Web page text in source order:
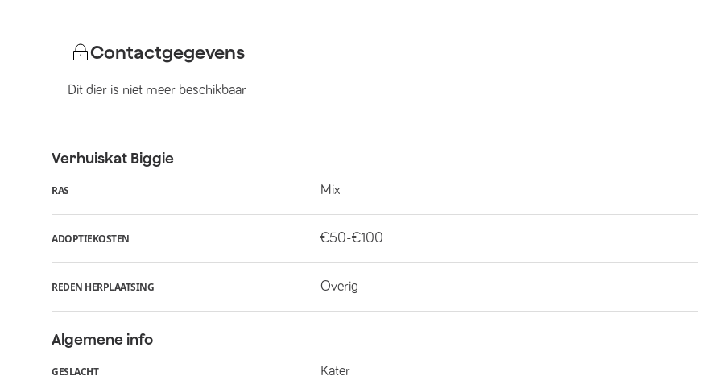
Contactgegevens
Dit dier is niet meer beschikbaar
Verhuiskat Biggie
RAS Mix
ADOPTIEKOSTEN €50-€100
REDEN HERPLAATSING Overig
Algemene info
GESLACHT Kater